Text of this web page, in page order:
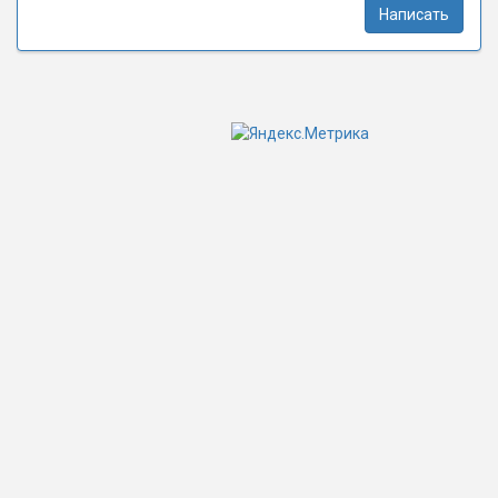
Написать